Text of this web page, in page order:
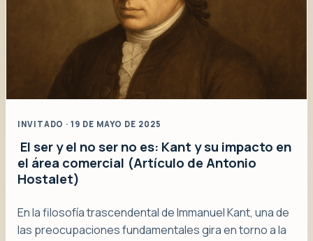
INVITADO · 19 DE MAYO DE 2025
El ser y el no ser no es: Kant y su impacto en
el área comercial (Artículo de Antonio
Hostalet)
En la filosofía trascendental de Immanuel Kant, una de
las preocupaciones fundamentales gira en torno a la